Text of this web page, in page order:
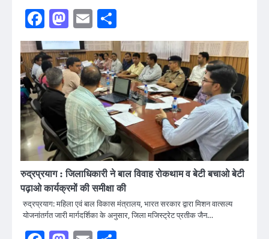
Facebook
Mastodon
Email
रुद्रप्रयाग : जिलाधिकारी ने बाल विवाह रोकथाम व बेटी बचाओ बेटी
पढ़ाओ कार्यक्रमों की समीक्षा की
रुद्रप्रयाग: महिला एवं बाल विकास मंत्रालय, भारत सरकार द्वारा मिशन वात्सल्य
योजनांतर्गत जारी मार्गदर्शिका के अनुसार, जिला मजिस्ट्रेट प्रतीक जैन…